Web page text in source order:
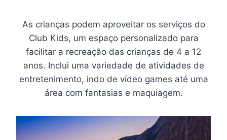
As crianças podem aproveitar os serviços do
Club Kids, um espaço personalizado para
facilitar a recreação das crianças de 4 a 12
anos. Inclui uma variedade de atividades de
entretenimento, indo de vídeo games até uma
área com fantasias e maquiagem.